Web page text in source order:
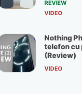
REVIEW
VIDEO
Nothing
telefon cu
(Review)
VIDEO